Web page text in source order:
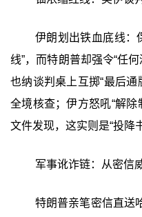
伊朗划出铁血底线：
线”，而特朗普却强令“任
也纳谈判桌上互掷“最后
全境核查；伊方怒吼“解
文件发现，这实则是“投降
军事讹诈链：从密信
特朗普亲笔密信直送